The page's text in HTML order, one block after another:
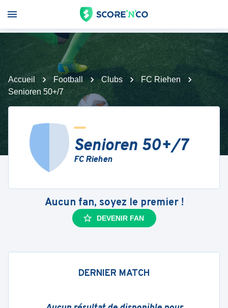
Accueil Football Clubs
FC Riehen
Senioren 50+/7
Senioren 50+/7
FC Riehen
Aucun fan, soyez le premier !
DEVENIR FAN
DERNIER MATCH